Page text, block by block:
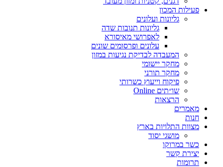
פעילות המכון
גליונות ועלונים
גליונות תנובות שדה
לאפרושי מאיסורא
עלונים ופרסומים שונים
המעבדה לבדיקת נגיעות במזון
מחקר יישומי
מחקר תורני
פיקוח וייעוץ כשרותי
שו״תים Online
הרצאות
מאמרים
חנות
מצוות התלויות בארץ
מושגי יסוד
כשר במרוקו
יצירת קשר
תרומות